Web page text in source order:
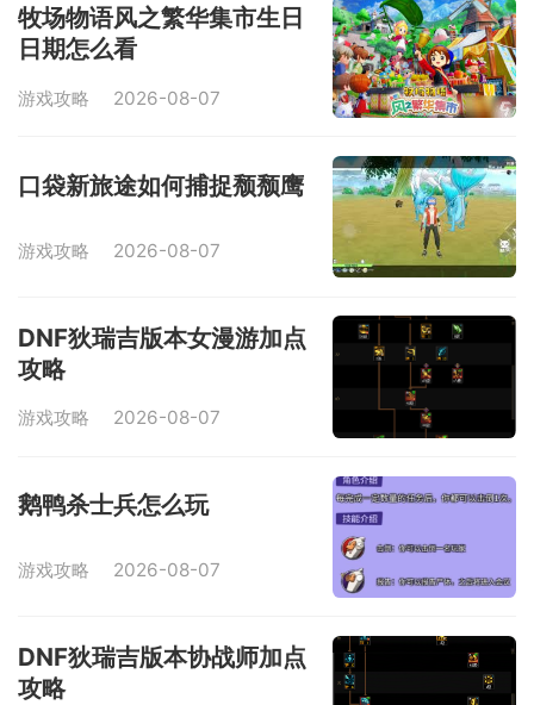
牧场物语风之繁华集市生日
日期怎么看
游戏攻略 2026-08-07
口袋新旅途如何捕捉颓颓鹰
游戏攻略 2026-08-07
DNF狄瑞吉版本女漫游加点
攻略
游戏攻略 2026-08-07
鹅鸭杀士兵怎么玩
游戏攻略 2026-08-07
DNF狄瑞吉版本协战师加点
攻略